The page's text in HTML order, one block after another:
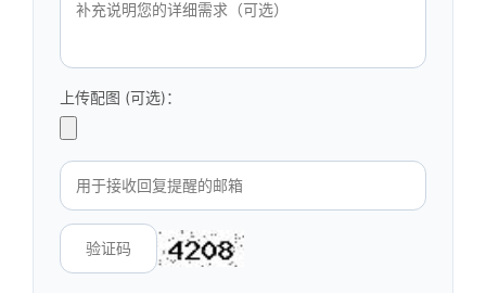
上传配图 (可选)：